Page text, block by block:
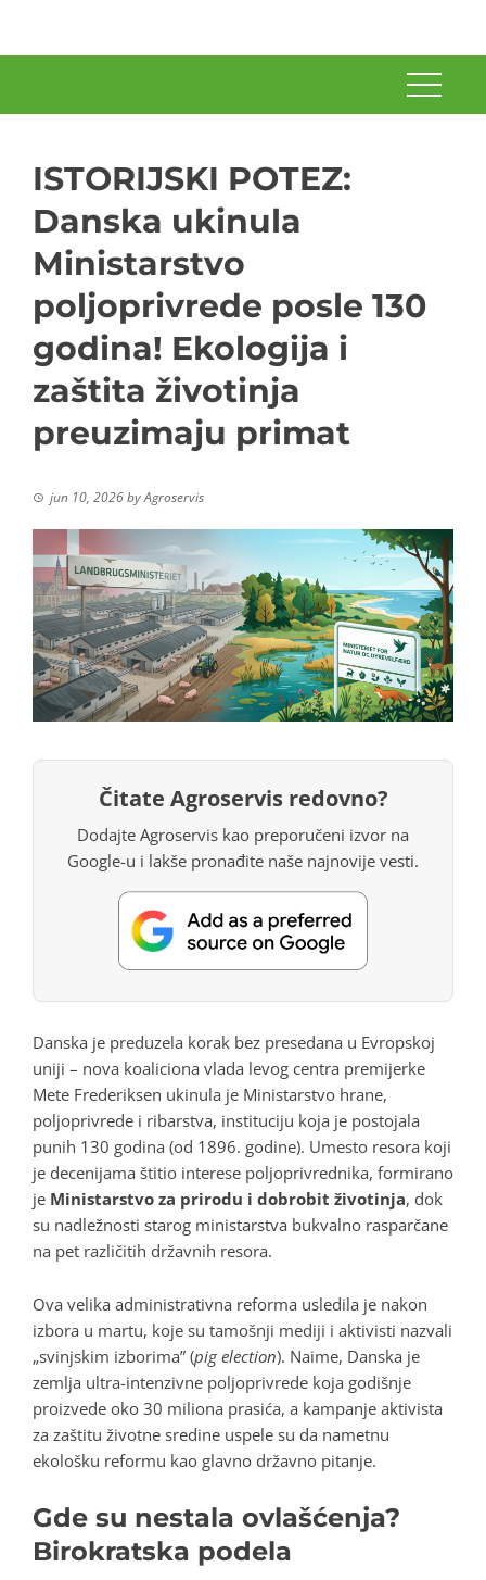
ISTORIJSKI POTEZ:
Danska ukinula
Ministarstvo
poljoprivrede posle 130
godina! Ekologija i
zaštita životinja
preuzimaju primat
jun 10, 2026byAgroservis
Čitate Agroservis redovno?
Dodajte Agroservis kao preporučeni izvor na
Google-u i lakše pronađite naše najnovije vesti.
Danska je preduzela korak bez presedana u Evropskoj
uniji – nova koaliciona vlada levog centra premijerke
Mete Frederiksen ukinula je Ministarstvo hrane,
poljoprivrede i ribarstva, instituciju koja je postojala
punih 130 godina (od 1896. godine). Umesto resora koji
je decenijama štitio interese poljoprivrednika, formirano
je Ministarstvo za prirodu i dobrobit životinja, dok
su nadležnosti starog ministarstva bukvalno rasparčane
na pet različitih državnih resora.
Ova velika administrativna reforma usledila je nakon
izbora u martu, koje su tamošnji mediji i aktivisti nazvali
„svinjskim izborima” (pig election). Naime, Danska je
zemlja ultra-intenzivne poljoprivrede koja godišnje
proizvede oko 30 miliona prasića, a kampanje aktivista
za zaštitu životne sredine uspele su da nametnu
ekološku reformu kao glavno državno pitanje.
Gde su nestala ovlašćenja?
Birokratska podela